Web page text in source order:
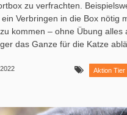
zu verfrachten.
Verbringen in die Box nötig
kommen – ohne Übung alles
das Ganze für die Katze
Aktion Tier